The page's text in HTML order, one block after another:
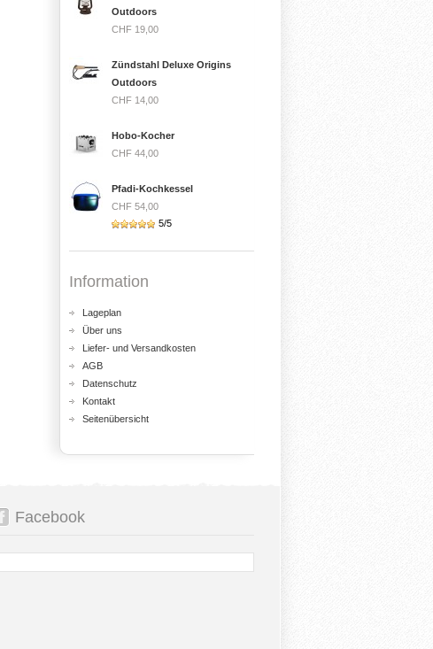
Outdoors
CHF 19,00
Zündstahl Deluxe Origins
Outdoors
CHF 14,00
Hobo-Kocher
CHF 44,00
Pfadi-Kochkessel
CHF 54,00
5/5
Information
Lageplan
Über uns
Liefer- und Versandkosten
AGB
Datenschutz
Kontakt
Seitenübersicht
Facebook